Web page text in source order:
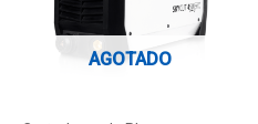
AGOTADO